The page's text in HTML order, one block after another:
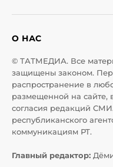
О НАС
© ТАТМЕДИА. Все
защищены законом.
распространение в
размещенной на сайте,
согласия редакций
республиканского
коммуникациям РТ.
Главный редактор: